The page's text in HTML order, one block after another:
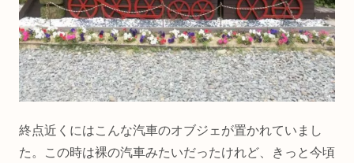
終点近くにはこんな汽車のオブジェが置かれていまし
た。この時は裸の汽車みたいだったけれど、きっと今頃